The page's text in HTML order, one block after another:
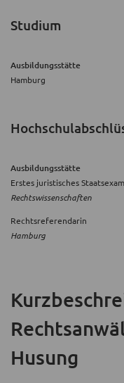
Studium
Ausbildungsstätte
Hamburg
Ausbildungsstätte
Erstes juristisches
Rechtswissenschaften
Rechtsreferendarin
Hamburg
Husung